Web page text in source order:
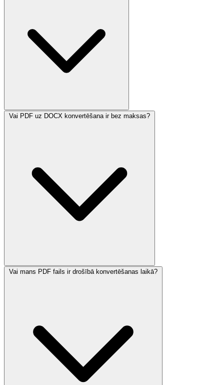
Vai PDF uz DOCX konvertēšana ir bez maksas?
Vai mans PDF fails ir drošībā konvertēšanas laikā?